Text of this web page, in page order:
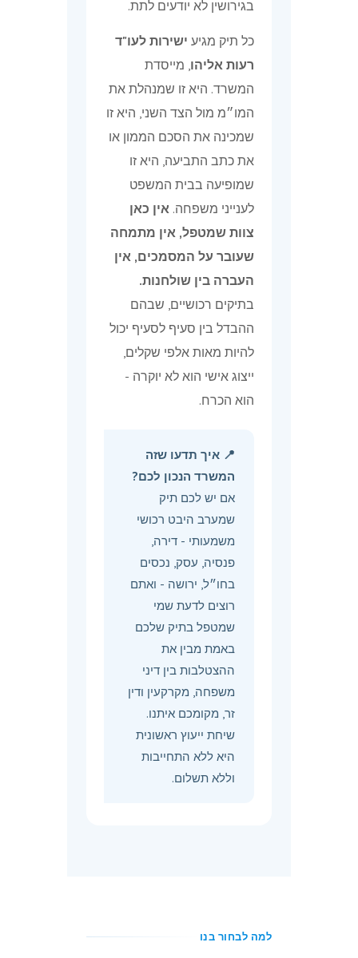
בגירושין לא יודעים לתת.
כל תיק מגיע ישירות לעו"ד
רעות אליהו, מייסדת
המשרד. היא זו שמנהלת את
המו״מ מול הצד השני, היא זו
שמכינה את הסכם הממון או
את כתב התביעה, היא זו
שמופיעה בבית המשפט
לענייני משפחה. אין כאן
צוות שמטפל, אין מתמחה
שעובר על המסמכים, אין
העברה בין שולחנות.
בתיקים רכושיים, שבהם
ההבדל בין סעיף לסעיף יכול
להיות מאות אלפי שקלים,
ייצוג אישי הוא לא יוקרה -
הוא הכרח.
📍 איך תדעו שזה
המשרד הנכון לכם?
אם יש לכם תיק
שמערב היבט רכושי
משמעותי - דירה,
פנסיה, עסק, נכסים
בחו״ל, ירושה - ואתם
רוצים לדעת שמי
שמטפל בתיק שלכם
באמת מבין את
ההצטלבות בין דיני
משפחה, מקרקעין ודין
זר, מקומכם איתנו.
שיחת ייעוץ ראשונית
היא ללא התחייבות
וללא תשלום.
למה לבחור בנו